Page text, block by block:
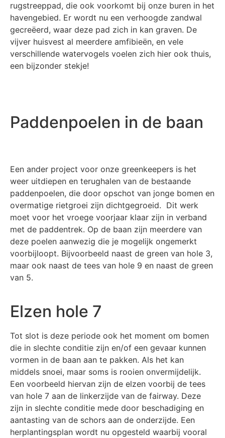
rugstreeppad, die ook voorkomt bij onze buren in het
havengebied. Er wordt nu een verhoogde zandwal
gecreëerd, waar deze pad zich in kan graven. De
vijver huisvest al meerdere amfibieën, en vele
verschillende watervogels voelen zich hier ook thuis,
een bijzonder stekje!
Paddenpoelen in de baan
Een ander project voor onze greenkeepers is het
weer uitdiepen en terughalen van de bestaande
paddenpoelen, die door opschot van jonge bomen en
overmatige rietgroei zijn dichtgegroeid. Dit werk
moet voor het vroege voorjaar klaar zijn in verband
met de paddentrek. Op de baan zijn meerdere van
deze poelen aanwezig die je mogelijk ongemerkt
voorbijloopt. Bijvoorbeeld naast de green van hole 3,
maar ook naast de tees van hole 9 en naast de green
van 5.
Elzen hole 7
Tot slot is deze periode ook het moment om bomen
die in slechte conditie zijn en/of een gevaar kunnen
vormen in de baan aan te pakken. Als het kan
middels snoei, maar soms is rooien onvermijdelijk.
Een voorbeeld hiervan zijn de elzen voorbij de tees
van hole 7 aan de linkerzijde van de fairway. Deze
zijn in slechte conditie mede door beschadiging en
aantasting van de schors aan de onderzijde. Een
herplantingsplan wordt nu opgesteld waarbij vooral